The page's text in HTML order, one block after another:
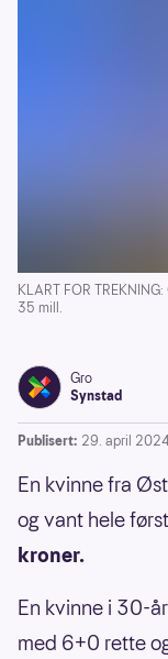
KLART FOR
35 mill.
Gro
Synstad
Publisert: 29. april
En kvinne fra
og vant hele
kroner.
En kvinne i 30-
med 6+0 rette